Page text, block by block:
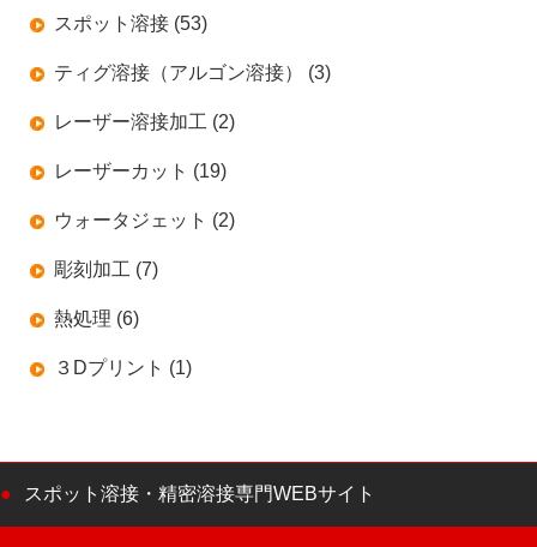
スポット溶接 (53)
ティグ溶接（アルゴン溶接） (3)
レーザー溶接加工 (2)
レーザーカット (19)
ウォータジェット (2)
彫刻加工 (7)
熱処理 (6)
３Dプリント (1)
スポット溶接・精密溶接専門WEBサイト